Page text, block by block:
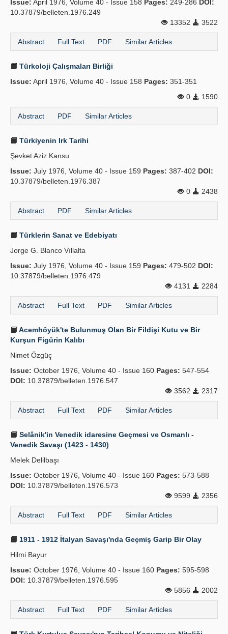
Issue: April 1976, Volume 40 - Issue 158 Pages: 249-286 DOI:
10.37879/belleten.1976.249
13352
3522
Abstract Full Text PDF Similar Articles
Türkoloji Çalışmaları Birliği
Issue: April 1976, Volume 40 - Issue 158 Pages: 351-351
0
1590
Abstract PDF Similar Articles
Türkiyenin Irk Tarihi
Şevket Aziz Kansu
Issue: July 1976, Volume 40 - Issue 159 Pages: 387-402 DOI:
10.37879/belleten.1976.387
0
2438
Abstract PDF Similar Articles
Türklerin Sanat ve Edebiyatı
Jorge G. Blanco Vıllalta
Issue: July 1976, Volume 40 - Issue 159 Pages: 479-502 DOI:
10.37879/belleten.1976.479
4131
2284
Abstract Full Text PDF Similar Articles
Acemhöyük'te Bulunmuş Olan Bir Fildişi Kutu ve Bir
Kurşun Figürin Kalıbı
Nimet Özgüç
Issue: October 1976, Volume 40 - Issue 160 Pages: 547-554
DOI: 10.37879/belleten.1976.547
3562
2317
Abstract Full Text PDF Similar Articles
Selânik'in Venedik idaresine Geçmesi ve Osmanlı -
Venedik Savaşı (1423 - 1430)
Melek Delilbaşı
Issue: October 1976, Volume 40 - Issue 160 Pages: 573-588
DOI: 10.37879/belleten.1976.573
9599
2356
Abstract Full Text PDF Similar Articles
1911 - 1912 İtalyan Savaşı'nda Geçmiş Garip Bir Olay
Hilmi Bayur
Issue: October 1976, Volume 40 - Issue 160 Pages: 595-598
DOI: 10.37879/belleten.1976.595
5856
2002
Abstract Full Text PDF Similar Articles